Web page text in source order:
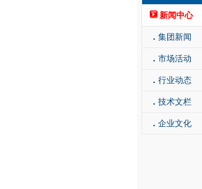
新闻中心
． 集团新闻
． 市场活动
． 行业动态
． 技术文栏
． 企业文化